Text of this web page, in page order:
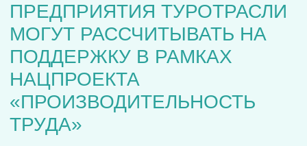
ПРЕДПРИЯТИЯ ТУРОТРАСЛИ
МОГУТ РАССЧИТЫВАТЬ НА
ПОДДЕРЖКУ В РАМКАХ
НАЦПРОЕКТА
«ПРОИЗВОДИТЕЛЬНОСТЬ
ТРУДА»